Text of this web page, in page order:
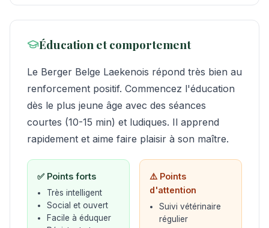
Éducation et comportement
Le Berger Belge Laekenois répond très bien au
renforcement positif. Commencez l'éducation
dès le plus jeune âge avec des séances
courtes (10-15 min) et ludiques. Il apprend
rapidement et aime faire plaisir à son maître.
✅ Points forts
Très intelligent
Social et ouvert
Facile à éduquer
⚠️ Points
d'attention
Suivi vétérinaire
régulier